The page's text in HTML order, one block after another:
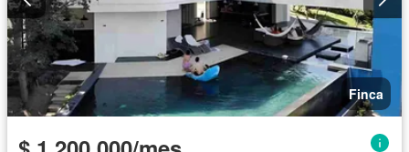
Finca